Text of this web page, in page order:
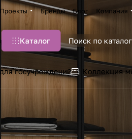
Проекты Бренды Блог Компания
Каталог
госучреждений Коллекция